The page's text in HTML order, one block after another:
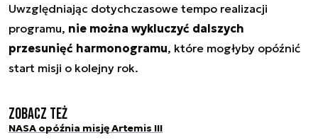
Uwzględniając dotychczasowe tempo realizacji
programu, nie można wykluczyć dalszych
przesunięć harmonogramu, które mogłyby opóźnić
start misji o kolejny rok.
Zobacz też
NASA opóźnia misję Artemis III